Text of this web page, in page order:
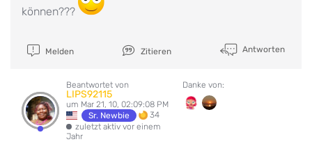
können???
Melden Zitieren Antworten
Beantwortet von
LIPS92115
um Mar 21, 10, 02:09:08 PM
Sr. Newbie
34
zuletzt aktiv vor einem
Jahr
Danke von: